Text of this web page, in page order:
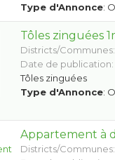
Type d'Annonce:
Tôles zinguées
Districts/Communes:
Date de publication:
Tôles zinguées
Type d'Annonce:
Appartement à
Districts/Communes: